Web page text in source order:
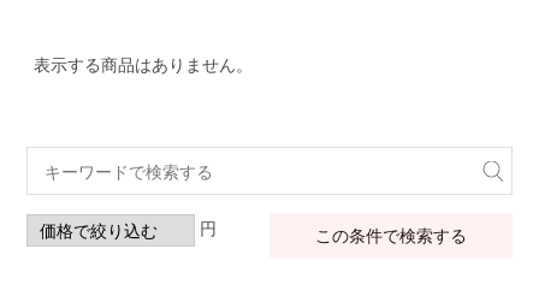
表示する商品はありません。
円 この条件で検索する